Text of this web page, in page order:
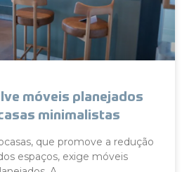
móveis planejados
minimalistas
que promove a redução
espaços, exige móveis